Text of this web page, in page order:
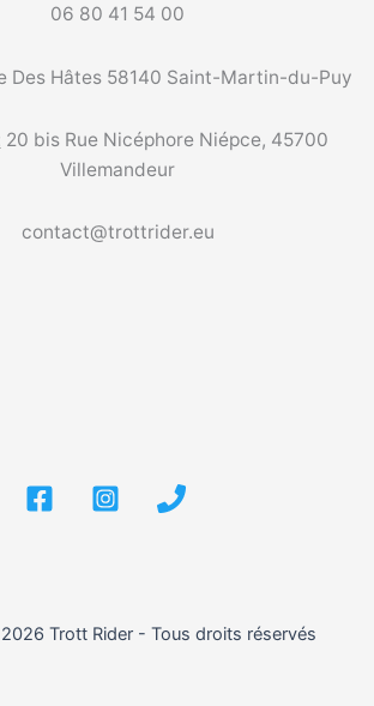
06 80 41 54 00
Des Hâtes 58140 Saint-Martin-du-Puy
20 bis Rue Nicéphore Niépce, 45700
Villemandeur
contact@trottrider.eu
Trott Rider - Tous droits réservés